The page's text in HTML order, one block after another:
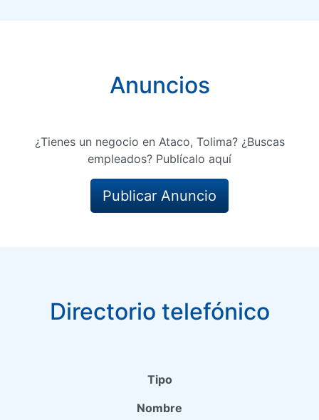
Anuncios
¿Tienes un negocio en Ataco, Tolima? ¿Buscas
empleados? Publícalo aquí
Publicar Anuncio
Directorio telefónico
Tipo
Nombre